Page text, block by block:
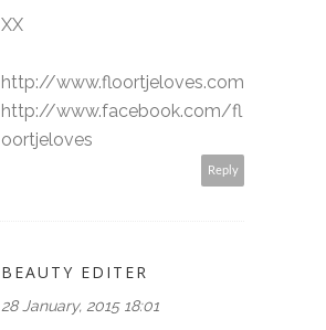
XX
http://www.floortjeloves.com
http://www.facebook.com/fl
oortjeloves
Reply
BEAUTY EDITER
28 January, 2015 18:01